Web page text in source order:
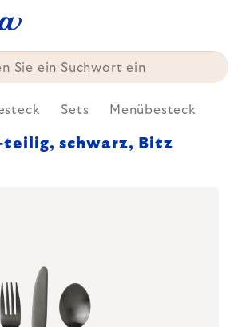
Sets Menübesteck
teilig, schwarz, Bitz